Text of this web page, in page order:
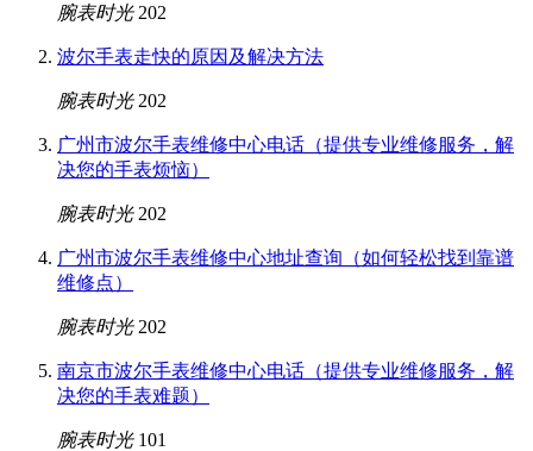
腕表时光 202
波尔手表走快的原因及解决方法
腕表时光 202
广州市波尔手表维修中心电话（提供专业维修服务，解
决您的手表烦恼）
腕表时光 202
广州市波尔手表维修中心地址查询（如何轻松找到靠谱
维修点）
腕表时光 202
南京市波尔手表维修中心电话（提供专业维修服务，解
决您的手表难题）
腕表时光 101